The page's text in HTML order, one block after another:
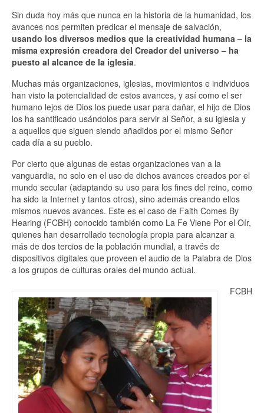
Sin duda hoy más que nunca en la historia de la humanidad, los
avances nos permiten predicar el mensaje de salvación,
usando los diversos medios que la creatividad humana – la
misma expresión creadora del Creador del universo – ha
puesto al alcance de la iglesia.
Muchas más organizaciones, iglesias, movimientos e individuos
han visto la potencialidad de estos avances, y así como el ser
humano lejos de Dios los puede usar para dañar, el hijo de Dios
los ha santificado usándolos para servir al Señor, a su iglesia y
a aquellos que siguen siendo añadidos por el mismo Señor
cada día a su pueblo.
Por cierto que algunas de estas organizaciones van a la
vanguardia, no solo en el uso de dichos avances creados por el
mundo secular (adaptando su uso para los fines del reino, como
ha sido la Internet y tantos otros), sino además creando ellos
mismos nuevos avances. Este es el caso de Faith Comes By
Hearing (FCBH) conocido también como La Fe Viene Por el Oír,
quienes han desarrollado tecnología propia para alcanzar a
más de dos tercios de la población mundial, a través de
dispositivos digitales que proveen el audio de la Palabra de Dios
a los grupos de culturas orales del mundo actual.
FCBH